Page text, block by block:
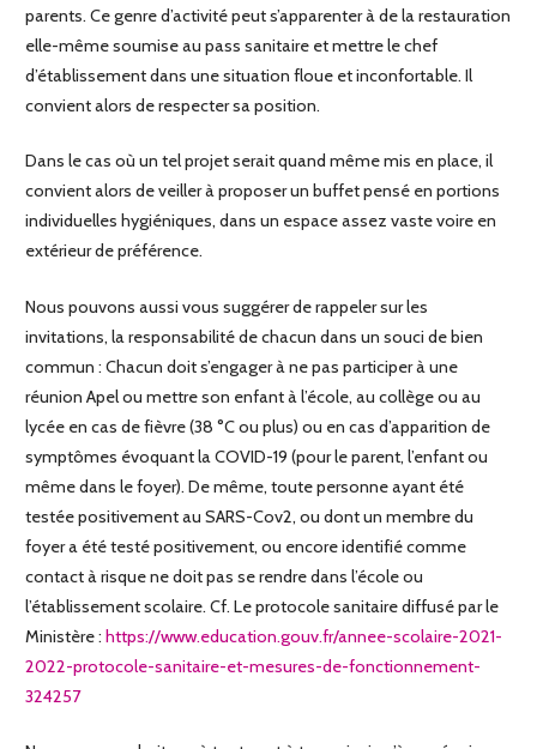
parents. Ce genre d’activité peut s’apparenter à de la restauration
elle-même soumise au pass sanitaire et mettre le chef
d’établissement dans une situation floue et inconfortable. Il
convient alors de respecter sa position.
Dans le cas où un tel projet serait quand même mis en place, il
convient alors de veiller à proposer un buffet pensé en portions
individuelles hygiéniques, dans un espace assez vaste voire en
extérieur de préférence.
Nous pouvons aussi vous suggérer de rappeler sur les
invitations, la responsabilité de chacun dans un souci de bien
commun : Chacun doit s’engager à ne pas participer à une
réunion Apel ou mettre son enfant à l’école, au collège ou au
lycée en cas de fièvre (38 °C ou plus) ou en cas d’apparition de
symptômes évoquant la COVID-19 (pour le parent, l’enfant ou
même dans le foyer). De même, toute personne ayant été
testée positivement au SARS-Cov2, ou dont un membre du
foyer a été testé positivement, ou encore identifié comme
contact à risque ne doit pas se rendre dans l’école ou
l’établissement scolaire. Cf. Le protocole sanitaire diffusé par le
Ministère : https://www.education.gouv.fr/annee-scolaire-2021-
2022-protocole-sanitaire-et-mesures-de-fonctionnement-
324257